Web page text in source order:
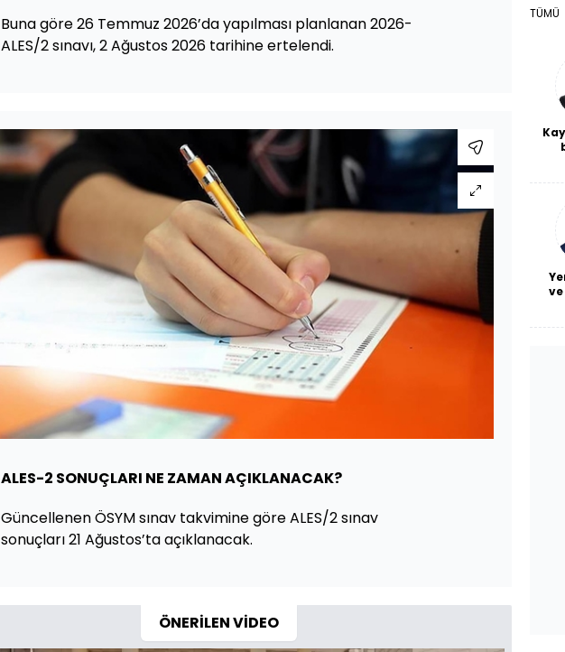
Buna göre 26 Temmuz 2026’da yapılması planlanan 2026-
ALES/2 sınavı, 2 Ağustos 2026 tarihine ertelendi.
ALES-2 SONUÇLARI NE ZAMAN AÇIKLANACAK?
Güncellenen ÖSYM sınav takvimine göre ALES/2 sınav
sonuçları 21 Ağustos’ta açıklanacak.
ÖNERİLEN VİDEO
TÜMÜ